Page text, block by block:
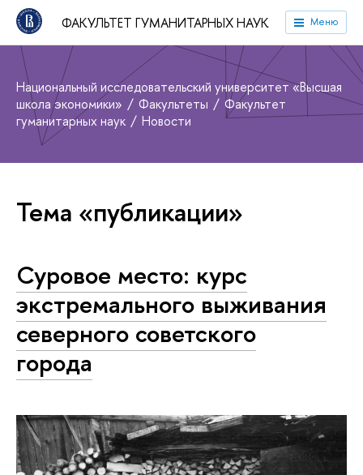
ФАКУЛЬТЕТ ГУМАНИТАРНЫХ НАУК Меню
Национальный исследовательский университет «Высшая
школа экономики»
Факультеты
Факультет
гуманитарных наук
Новости
Тема «публикации»
Суровое место: курс
экстремального выживания
северного советского
города